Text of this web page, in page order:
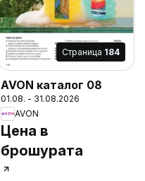
Cтраница 184
AVON каталог 08
01.08. - 31.08.2026
AVON
Цена в
брошурата